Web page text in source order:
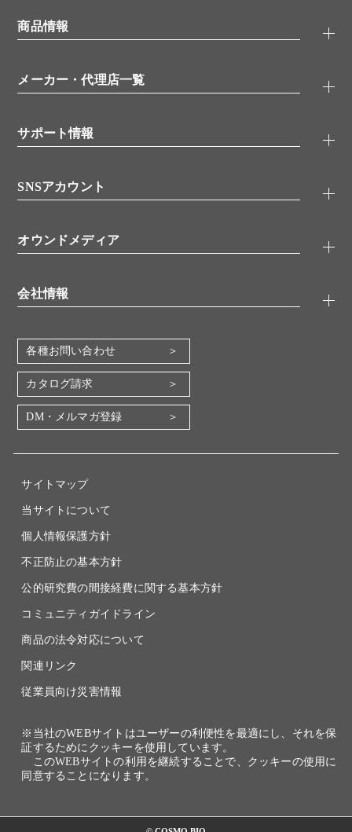
ELISA/ELISpot検索
品番検索
無料サンプル
ウェビナー （オンラインセミナー）
学会・展示スケジュール
商品情報
抗体
シグナル伝達
糖類／レクチン
分子生物
バイオメディカル(環境・食品)
機器・消耗品
メーカー・代理店一覧
代理店
サポート情報
アプリケーションノート
書類ダウンロード
SNSアカウント
YouTube
オウンドメディア
会社情報
会社概要
地図・アクセス（本社）
IR情報
電子公告
各種お問い合わせ
カタログ請求
DM・メルマガ登録
サイトマップ
当サイトについて
個人情報保護方針
不正防止の基本方針
公的研究費の間接経費に関する基本方針
コミュニティガイドライン
商品の法令対応について
関連リンク
従業員向け災害情報
※当社のWEBサイトはユーザーの利便性を最適にし、それを保
証するためにクッキーを使用しています。
このWEBサイトの利用を継続することで、クッキーの使用に
同意することになります。